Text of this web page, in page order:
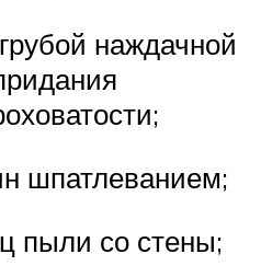
наждачной
шпатлеванием;
пыли со стены;